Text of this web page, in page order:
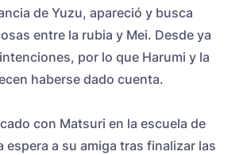
de Yuzu, apareció y busca
entre la rubia y Mei. Desde ya
por lo que Harumi y la
haberse dado cuenta.
con Matsuri en la escuela de
espera a su amiga tras finalizar las